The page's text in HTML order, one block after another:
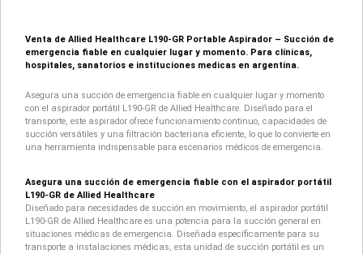
Venta de Allied Healthcare L190-GR Portable Aspirador – Succión de
emergencia fiable en cualquier lugar y momento. Para clínicas,
hospitales, sanatorios e instituciones medicas en argentina.
Asegura una succión de emergencia fiable en cualquier lugar y momento
con el aspirador portátil L190-GR de Allied Healthcare. Diseñado para el
transporte, este aspirador ofrece funcionamiento continuo, capacidades de
succión versátiles y una filtración bacteriana eficiente, lo que lo convierte en
una herramienta indispensable para escenarios médicos de emergencia.
Asegura una succión de emergencia fiable con el aspirador portátil
L190-GR de Allied Healthcare
Diseñado para necesidades de succión en movimiento, el aspirador portátil
L190-GR de Allied Healthcare es una potencia para la succión general en
situaciones médicas de emergencia. Diseñada específicamente para su
transporte a instalaciones médicas, esta unidad de succión portátil es un